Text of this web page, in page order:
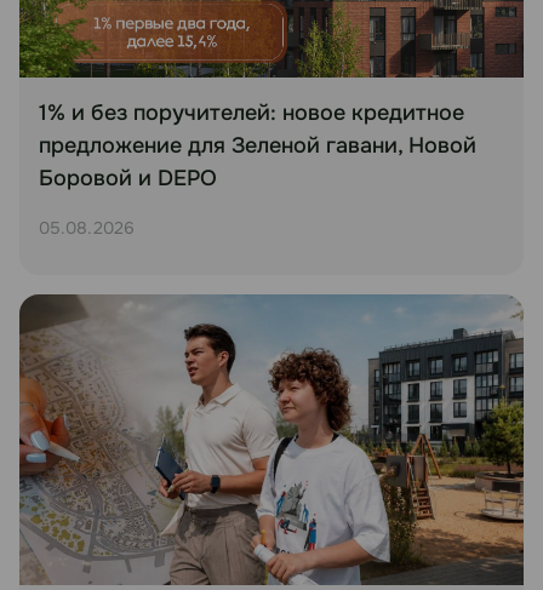
1% и без поручителей: новое кредитное
предложение для Зеленой гавани, Новой
Боровой и DEPO
05.08.2026